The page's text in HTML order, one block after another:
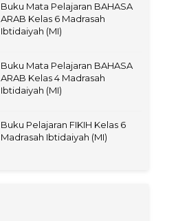
Buku Mata Pelajaran BAHASA
ARAB Kelas 6 Madrasah
Ibtidaiyah (MI)
Buku Mata Pelajaran BAHASA
ARAB Kelas 4 Madrasah
Ibtidaiyah (MI)
Buku Pelajaran FIKIH Kelas 6
Madrasah Ibtidaiyah (MI)